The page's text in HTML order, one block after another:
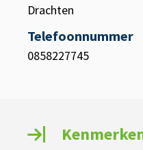
Drachten
Telefoonnummer
0858227745